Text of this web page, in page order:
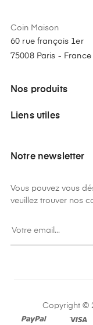
Coin Maison
60 rue françois 1er
75008 Paris - France
Nos produits
Liens utiles
Notre newsletter
Vous pouvez vous
veuillez trouver nos
Copyright ©